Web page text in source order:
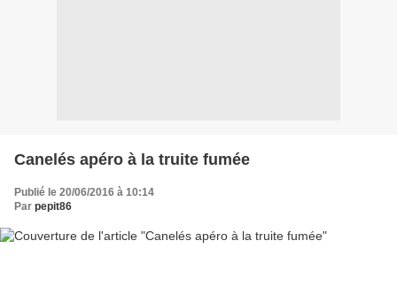
Canelés apéro à la truite fumée
Publié le 20/06/2016 à 10:14
Par pepit86